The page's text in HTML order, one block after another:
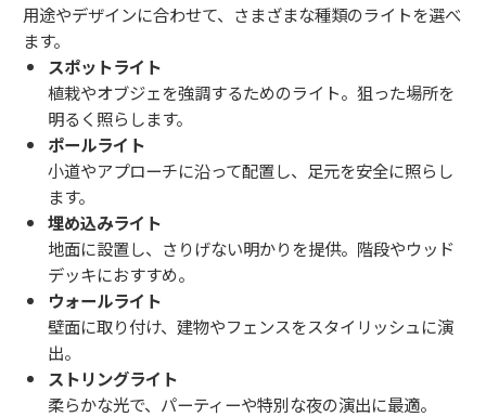
用途やデザインに合わせて、さまざまな種類のライトを選べ
ます。
スポットライト
植栽やオブジェを強調するためのライト。狙った場所を
明るく照らします。
ポールライト
小道やアプローチに沿って配置し、足元を安全に照らし
ます。
埋め込みライト
地面に設置し、さりげない明かりを提供。階段やウッド
デッキにおすすめ。
ウォールライト
壁面に取り付け、建物やフェンスをスタイリッシュに演
出。
ストリングライト
柔らかな光で、パーティーや特別な夜の演出に最適。